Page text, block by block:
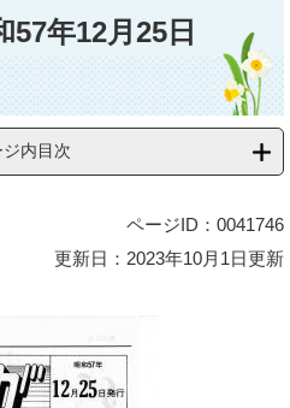
年12月25日
内目次
ページID：0041746
更新日：2023年10月1日更新